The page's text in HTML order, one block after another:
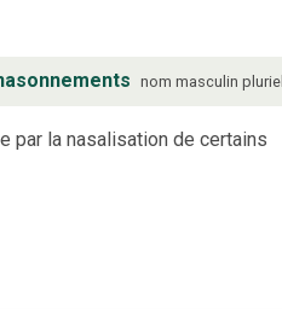
nom masculin pluriel
par la nasalisation de certains